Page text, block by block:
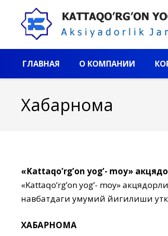
ГЛАВНАЯ О КОМПАНИИ
Хабарнома
«Kattaqo’rg’on yog’- mоy»
«Kattaqo’rg’on yog’- mоy»
навбатдаги умумий йигилиши
ХАБАРНОМА